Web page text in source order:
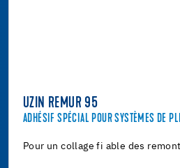
UZIN REMUR 95
ADHÉSIF SPÉCIAL POUR SYSTÈMES DE
Pour un collage fi able des